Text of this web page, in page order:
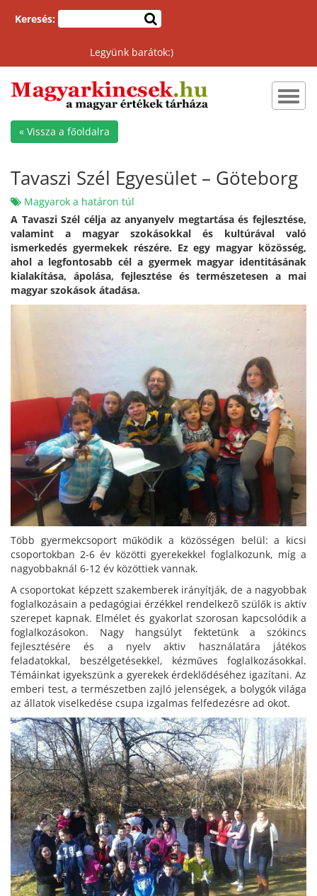
Keresés:
Legyünk barátok:)
« Vissza a főoldalra
Tavaszi Szél Egyesület – Göteborg
Magyarok a határon túl
A Tavaszi Szél célja az anyanyelv megtartása és fejlesztése,
valamint a magyar szokásokkal és kultúrával való
ismerkedés gyermekek részére. Ez egy magyar közösség,
ahol a legfontosabb cél a gyermek magyar identitásának
kialakítása, ápolása, fejlesztése és természetesen a mai
magyar szokások átadása.
Több gyermekcsoport működik a közösségen belül: a kicsi
csoportokban 2-6 év közötti gyerekekkel foglalkozunk, míg a
nagyobbaknál 6-12 év közöttiek vannak.
A csoportokat képzett szakemberek irányítják, de a nagyobbak
foglalkozásain a pedagógiai érzékkel rendelkezõ szülők is aktiv
szerepet kapnak. Elmélet és gyakorlat szorosan kapcsolódik a
foglalkozásokon. Nagy hangsúlyt fektetünk a szókincs
fejlesztésére és a nyelv aktiv használatára játékos
feladatokkal, beszélgetésekkel, kézműves foglalkozásokkal.
Témáinkat igyekszünk a gyerekek érdeklődéséhez igazítani. Az
emberi test, a természetben zajló jelenségek, a bolygók világa
az állatok viselkedése csupa izgalmas felfedezésre ad okot.